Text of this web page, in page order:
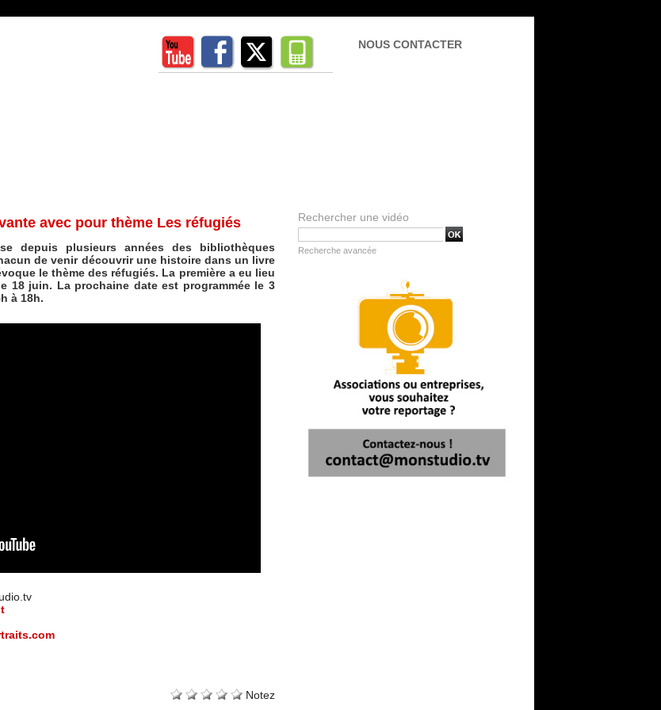
NOUS CONTACTER
avec pour thème Les réfugiés
depuis plusieurs années des bibliothèques
de venir découvrir une histoire dans un livre
le thème des réfugiés. La première a eu lieu
18 juin. La prochaine date est programmée le 3
à 18h.
Notez
Rechercher une vidéo
Recherche avancée